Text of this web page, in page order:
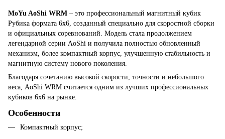
MoYu AoShi WRM – это профессиональный магнитный кубик
Рубика формата 6x6, созданный специально для скоростной сборки
и официальных соревнований. Модель стала продолжением
легендарной серии AoShi и получила полностью обновленный
механизм, более компактный корпус, улучшенную стабильность и
магнитную систему нового поколения.
Благодаря сочетанию высокой скорости, точности и небольшого
веса, AoShi WRM считается одним из лучших профессиональных
кубиков 6x6 на рынке.
Особенности
Компактный корпус;